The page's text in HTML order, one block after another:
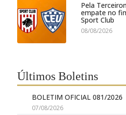
Pela
empate no
Sport Club
08/08/2026
Últimos Boletins
BOLETIM OFICIAL 081/2026
07/08/2026